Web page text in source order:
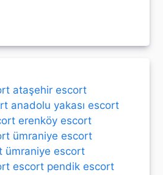
ataşehir escort
anadolu yakası escort
erenköy escort
ümraniye escort
ümraniye escort
escort pendik escort